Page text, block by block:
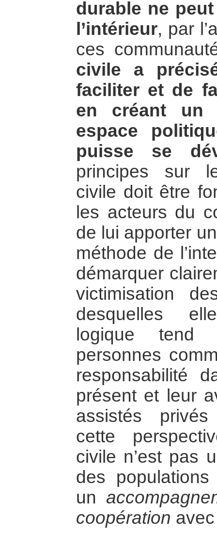
durable ne
l’intérieur, par
ces
civile a
faciliter et de
en créant un
espace
puisse se
principes sur
civile doit être
les acteurs du
de lui apporter
méthode de
démarquer
victimisation
desquelles
logique tend
personnes
responsabilité
présent et leur
assistés privés
cette
civile n’est pas
des
un
coopération